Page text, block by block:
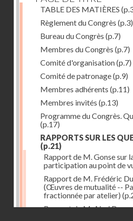
TABLE DES MATIÈRES
Règlement du Congrès (p.3)
Bureau du Congrès (p.7)
Membres du Congrès (p.7)
Comité d'organisation(p.7)
Comité de patronage(p.9)
Membres adhérents (p.11)
Membres invités (p.13)
Programme du Congrès.
(p.17)
RAPPORTS SUR LES
(p.21)
Rapport de M. Gonse sur
participation au point de
Rapport de M. Frédéric
(Œuvres de mutualité --
fractionnée par atelier)
Rapport de M. Abel